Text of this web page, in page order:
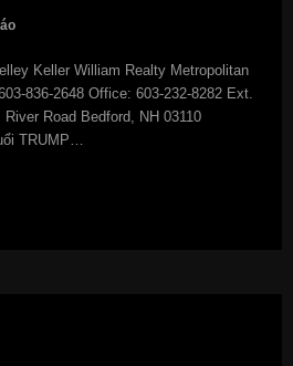
Keller William Realty Metropolitan
836-2648 Office: 603-232-8282 Ext.
Road Bedford, NH 03110
TRUMP…